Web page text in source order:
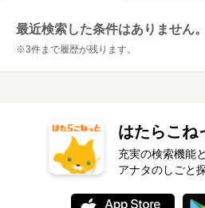
最近検索した条件はありません。
※3件まで履歴が残ります。
はたらこね
充実の検索機能
アナタのしごと